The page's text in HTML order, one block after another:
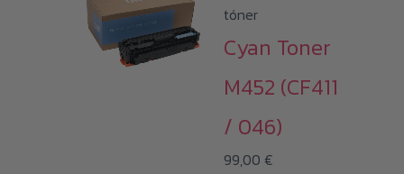
tóner
Cyan Toner
M452 (CF411
/ 046)
99,00 €